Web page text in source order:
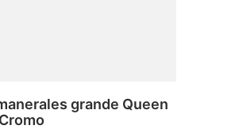
grande Queen